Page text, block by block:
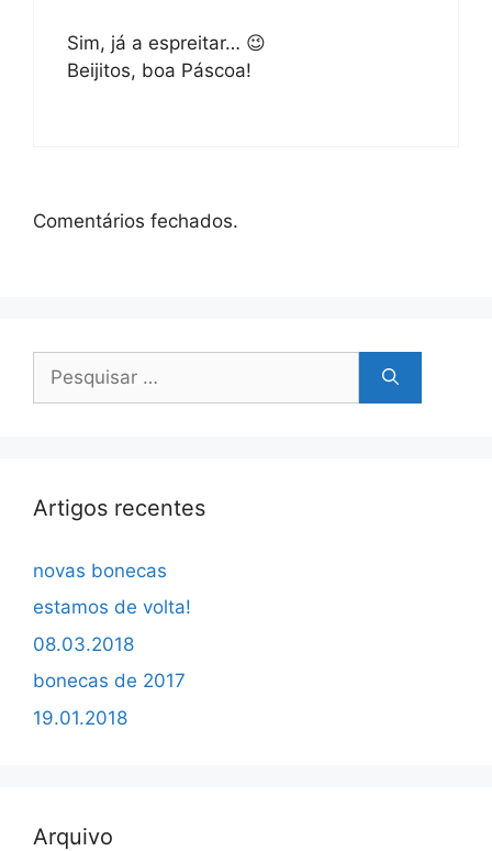
Sim, já a espreitar… 😉
Beijitos, boa Páscoa!
Comentários fechados.
por:
Artigos recentes
novas bonecas
estamos de volta!
08.03.2018
bonecas de 2017
19.01.2018
Arquivo